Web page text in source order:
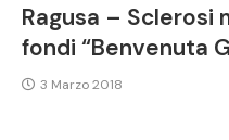
Ragusa – Sclerosi
fondi “Benvenuta
3 Marzo 2018